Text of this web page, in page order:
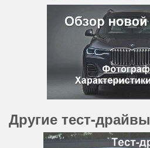
Другие тест-драйвы